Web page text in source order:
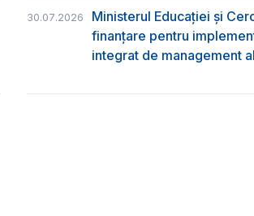
30.07.2026
Ministerul Educației și
finanțare pentru
integrat de management